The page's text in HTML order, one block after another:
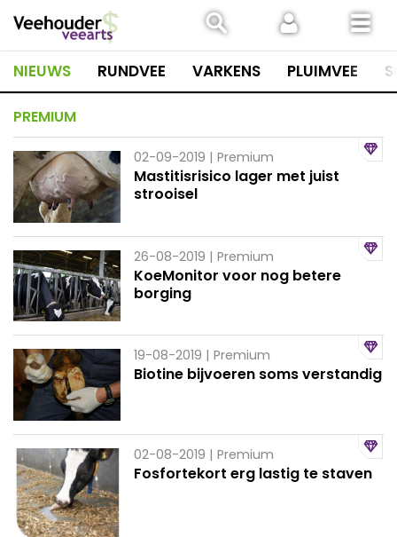
naar
inhoud
NIEUWS RUNDVEE VARKENS PLUIMVEE
PREMIUM
02-09-2019 | Premium
Mastitisrisico lager met juist
strooisel
26-08-2019 | Premium
KoeMonitor voor nog betere
borging
19-08-2019 | Premium
Biotine bijvoeren soms verstandig
02-08-2019 | Premium
Fosfortekort erg lastig te staven